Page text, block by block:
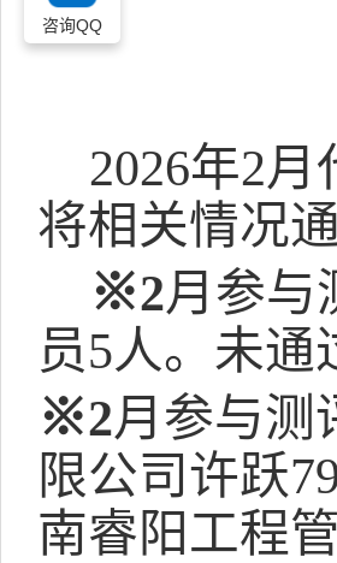
2026年2月
将相关情况
※2月参与
员5人。未通
※2月参与测
限公司许跃
南睿阳工程
咨询QQ